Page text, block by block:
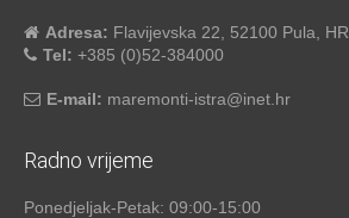
Adresa: Flavijevska 22, 52100 Pula, HR
Tel: +385 (0)52-384000
E-mail: maremonti-istra@inet.hr
Radno vrijeme
Ponedjeljak-Petak: 09:00-15:00